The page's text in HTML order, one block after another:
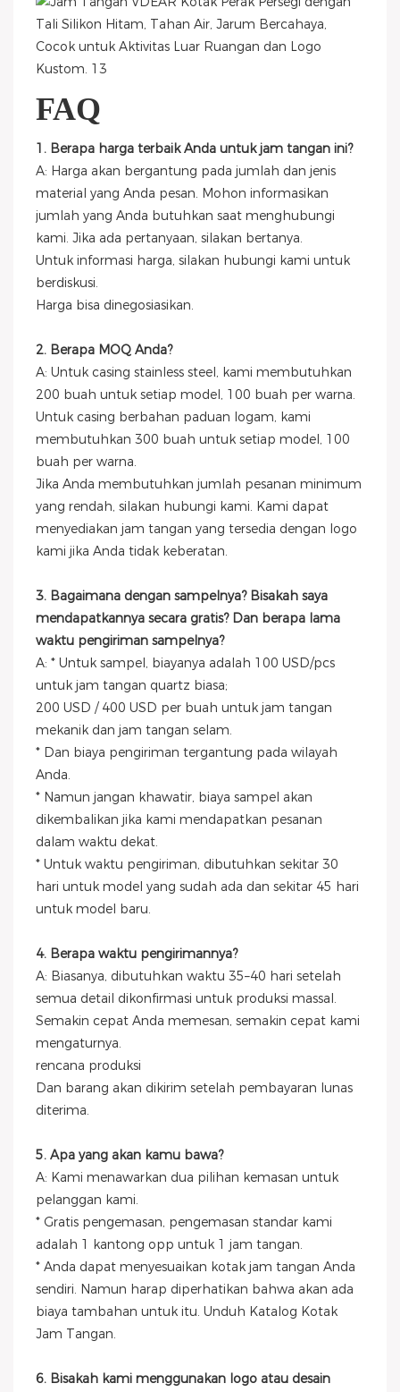
FAQ
1. Berapa harga terbaik Anda untuk jam tangan ini?
A: Harga akan bergantung pada jumlah dan jenis
material yang Anda pesan. Mohon informasikan
jumlah yang Anda butuhkan saat menghubungi
kami. Jika ada pertanyaan, silakan bertanya.
Untuk informasi harga, silakan hubungi kami untuk
berdiskusi.
Harga bisa dinegosiasikan.
2. Berapa MOQ Anda?
A: Untuk casing stainless steel, kami membutuhkan
200 buah untuk setiap model, 100 buah per warna.
Untuk casing berbahan paduan logam, kami
membutuhkan 300 buah untuk setiap model, 100
buah per warna.
Jika Anda membutuhkan jumlah pesanan minimum
yang rendah, silakan hubungi kami. Kami dapat
menyediakan jam tangan yang tersedia dengan logo
kami jika Anda tidak keberatan.
3. Bagaimana dengan sampelnya? Bisakah saya
mendapatkannya secara gratis? Dan berapa lama
waktu pengiriman sampelnya?
A: * Untuk sampel, biayanya adalah 100 USD/pcs
untuk jam tangan quartz biasa;
200 USD / 400 USD per buah untuk jam tangan
mekanik dan jam tangan selam.
* Dan biaya pengiriman tergantung pada wilayah
Anda.
* Namun jangan khawatir, biaya sampel akan
dikembalikan jika kami mendapatkan pesanan
dalam waktu dekat.
* Untuk waktu pengiriman, dibutuhkan sekitar 30
hari untuk model yang sudah ada dan sekitar 45 hari
untuk model baru.
4. Berapa waktu pengirimannya?
A: Biasanya, dibutuhkan waktu 35–40 hari setelah
semua detail dikonfirmasi untuk produksi massal.
Semakin cepat Anda memesan, semakin cepat kami
mengaturnya.
rencana produksi
Dan barang akan dikirim setelah pembayaran lunas
diterima.
5. Apa yang akan kamu bawa?
A: Kami menawarkan dua pilihan kemasan untuk
pelanggan kami.
* Gratis pengemasan, pengemasan standar kami
adalah 1 kantong opp untuk 1 jam tangan.
* Anda dapat menyesuaikan kotak jam tangan Anda
sendiri. Namun harap diperhatikan bahwa akan ada
biaya tambahan untuk itu. Unduh Katalog Kotak
Jam Tangan.
6. Bisakah kami menggunakan logo atau desain